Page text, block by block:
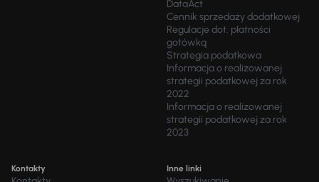
DataAct
Cennik sprzedaży dodatkowej
Regulacje dot. płatności
gotówką
Strategia podatkowa
Informacja o realizowanej
strategii podatkowej za rok
2022
Informacja o realizowanej
strategii podatkowej za rok
2023
Kontakty Inne linki